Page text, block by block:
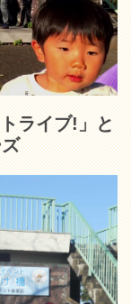
ライブ!」と